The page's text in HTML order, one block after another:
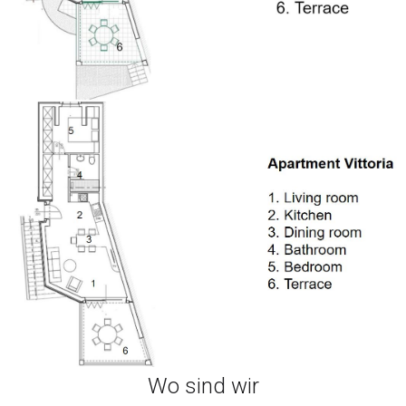
Grill mit Ausrüstung
Sommerküche mit Essbereich
Aussentoilette
Kinderspielplatz
Waschmaschine
Wäschetrockner
Bügeleisen
Bügelbrett
Safty Schließfach
Kinderbett
Kinderhochstuhl
Wo sind wir